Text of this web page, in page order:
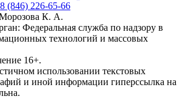
8 (846) 226-65-66
К. А.
Федеральная служба по надзору в
технологий и массовых
16+.
использовании текстовых
и иной информации гиперссылка на